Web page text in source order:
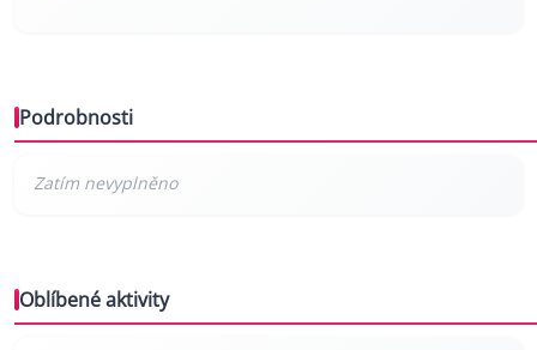
Podrobnosti
Oblíbené aktivity